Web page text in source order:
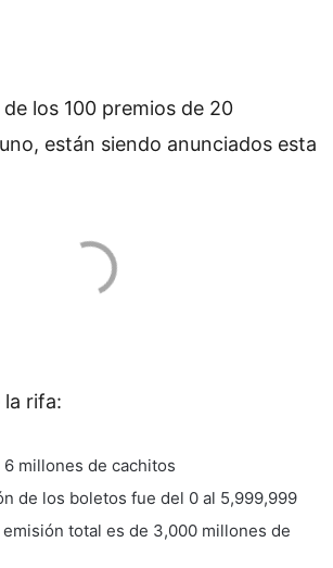
los 100 premios de 20
están siendo anunciados esta
la rifa:
millones de cachitos
de los boletos fue del 0 al 5,999,999
emisión total es de 3,000 millones de